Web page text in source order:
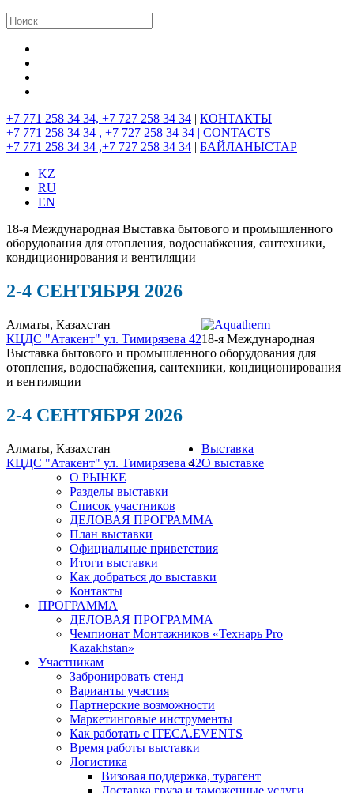
+7 771 258 34 34, +7 727 258 34 34 | КОНТАКТЫ
+7 771 258 34 34 , +7 727 258 34 34 | CONTACTS
+7 771 258 34 34 ,+7 727 258 34 34 | БАЙЛАНЫСТАР
KZ
RU
EN
18-я Международная Выставка бытового и промышленного
оборудования для отопления, водоснабжения, сантехники,
кондиционирования и вентиляции
2-4 СЕНТЯБРЯ 2026
Алматы, Казахстан
КЦДС "Атакент" ул. Тимирязева 4218-я Международная
Выставка бытового и промышленного оборудования для
отопления, водоснабжения, сантехники, кондиционирования
и вентиляции
2-4 СЕНТЯБРЯ 2026
Алматы, Казахстан
КЦДС "Атакент" ул. Тимирязева 42
Выставка
О выставке
О РЫНКЕ
Разделы выставки
Список участников
ДЕЛОВАЯ ПРОГРАММА
План выставки
Официальные приветствия
Итоги выставки
Как добраться до выставки
Контакты
ПРОГРАММА
ДЕЛОВАЯ ПРОГРАММА
Чемпионат Монтажников «Технарь Pro
Kazakhstan»
Участникам
Забронировать стенд
Варианты участия
Партнерские возможности
Маркетинговые инструменты
Как работать с ITECA.EVENTS
Время работы выставки
Логистика
Визовая поддержка, турагент
Доставка груза и таможенные услуги